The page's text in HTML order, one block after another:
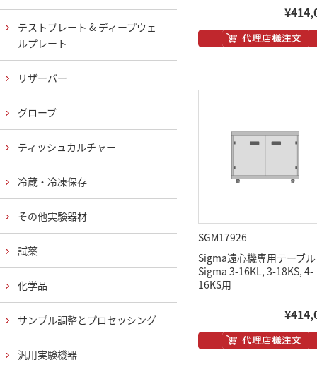
SGM17926
Sigma遠心機専用テーブル
Sigma 3-16KL, 3-18KS, 4-
16KS用
テストプレート & ディープウェ
ルプレート
リザーバー
グローブ
ティッシュカルチャー
冷蔵・冷凍保存
その他実験器材
試薬
化学品
サンプル調整とプロセッシング
汎用実験機器